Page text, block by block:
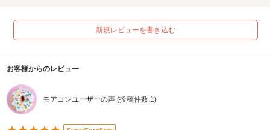
新規レビューを書き込む
お客様からのレビュー
モアコンユーザーの声 (投稿件数:1)